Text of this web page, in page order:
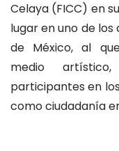
Celaya (FICC) en
lugar en uno de los
de México, al
medio
participantes en
como ciudadanía